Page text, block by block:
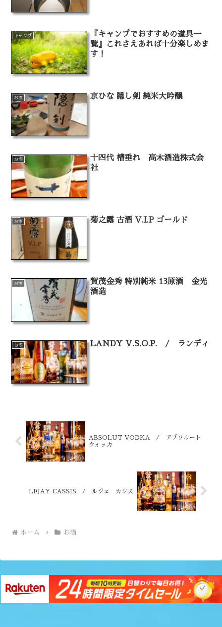
キャンプ
『キャンプでおすすめの道具一
覧』これさえあれば十分楽しめま
す！
お酒 京ひな 隠し剣 純米大吟醸
お酒
十四代 槽垂れ 高木酒造株式会
社
お酒 菊之露 古酒 V.I.P ゴールド
お酒
賀茂金秀 特別純米 13原酒 金光
酒造
お酒 LANDY V.S.O.P. / ランディ
ABSOLUT VODKA / アブソルート
ウォッカ
LEJAY CASSIS / ルジェ カシス
ホーム お酒